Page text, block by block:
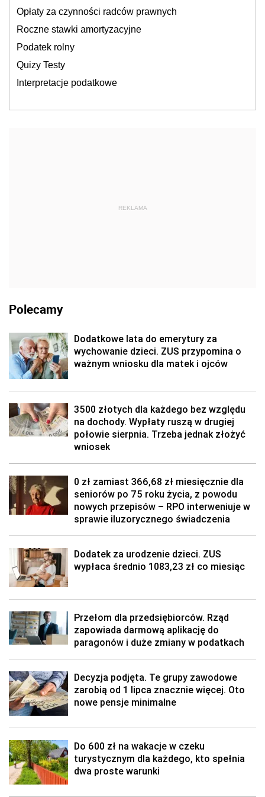
Opłaty za czynności radców prawnych
Roczne stawki amortyzacyjne
Podatek rolny
Quizy Testy
Interpretacje podatkowe
REKLAMA
Polecamy
Dodatkowe lata do emerytury za
wychowanie dzieci. ZUS przypomina o
ważnym wniosku dla matek i ojców
3500 złotych dla każdego bez względu
na dochody. Wypłaty ruszą w drugiej
połowie sierpnia. Trzeba jednak złożyć
wniosek
0 zł zamiast 366,68 zł miesięcznie dla
seniorów po 75 roku życia, z powodu
nowych przepisów – RPO interweniuje w
sprawie iluzorycznego świadczenia
Dodatek za urodzenie dzieci. ZUS
wypłaca średnio 1083,23 zł co miesiąc
Przełom dla przedsiębiorców. Rząd
zapowiada darmową aplikację do
paragonów i duże zmiany w podatkach
Decyzja podjęta. Te grupy zawodowe
zarobią od 1 lipca znacznie więcej. Oto
nowe pensje minimalne
Do 600 zł na wakacje w czeku
turystycznym dla każdego, kto spełnia
dwa proste warunki